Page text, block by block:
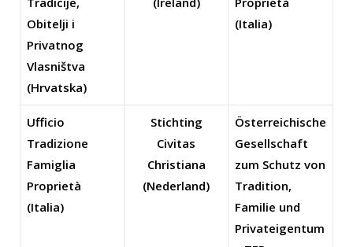
Obitelji i
Privatnog
Vlasništva
(Hrvatska)
(Italia)
Ufficio
Tradizione
Famiglia
Proprietà
(Italia)
Stichting
Civitas
Christiana
(Nederland)
Österreichische
Gesellschaft
zum Schutz von
Tradition,
Familie und
Privateigentum